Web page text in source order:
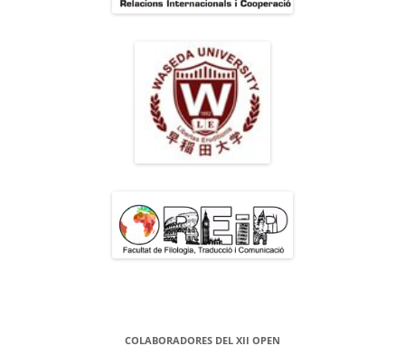
COLABORADORES DEL XII OPEN